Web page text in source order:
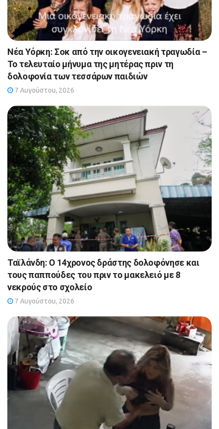
Νέα Υόρκη: Σοκ από την οικογενειακή τραγωδία –
Το τελευταίο μήνυμα της μητέρας πριν τη
δολοφονία των τεσσάρων παιδιών
7 Αυγούστου, 2026
Ταϊλάνδη: Ο 14χρονος δράστης δολοφόνησε και
τους παππούδες του πριν το μακελειό με 8
νεκρούς στο σχολείο
7 Αυγούστου, 2026